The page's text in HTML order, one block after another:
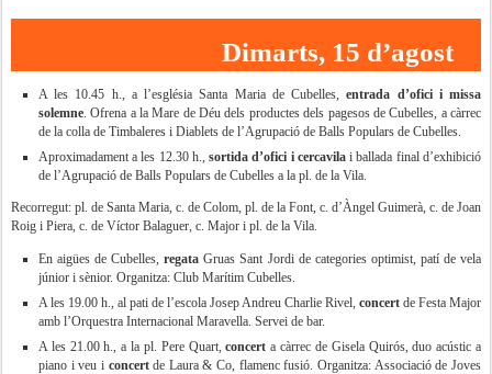
Dimarts, 15 d’agost
A les 10.45 h., a l’església Santa Maria de Cubelles,entrada d’ofici i missa
solemne. Ofrena a la Mare de Déu dels productes dels pagesos de Cubelles, a càrrec
de la colla de Timbaleres i Diablets de l’Agrupació de Balls Populars de Cubelles.
Aproximadament a les 12.30 h.,sortida d’ofici i cercavilai ballada final d’exhibició
de l’Agrupació de Balls Populars de Cubelles a la pl. de la Vila.
Recorregut: pl. de Santa Maria, c. de Colom, pl. de la Font, c. d’Àngel Guimerà, c. de Joan
Roig i Piera, c. de Víctor Balaguer, c. Major i pl. de la Vila.
En aigües de Cubelles,regata Gruas Sant Jordi de categories optimist, patí de vela
júnior i sènior. Organitza: Club Marítim Cubelles.
A les 19.00 h., al pati de l’escola Josep Andreu Charlie Rivel, concert de Festa Major
amb l’Orquestra Internacional Maravella. Servei de bar.
A les 21.00 h., a la pl. Pere Quart,concert a càrrec de Gisela Quirós, duo acústic a
piano i veu i concertde Laura & Co, flamenc fusió. Organitza: Associació de Joves